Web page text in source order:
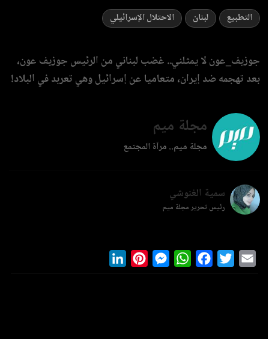
التطبيع لبنان الاحتلال الإسرائيلي
جوزيف_عون لا يمثلني.. غضب لبناني من الرئيس جوزيف عون،
بعد تهجمه ضد إيران، متعاميا عن إسرائيل وهي تعربد في البلاد!
مجلة ميم
مجلة ميم.. مرآة المجتمع
سمية الغنوشي
رئيس تحرير مجلة ميم
LinkedInPinterestMessengerWhatsAppFacebook
Twitter